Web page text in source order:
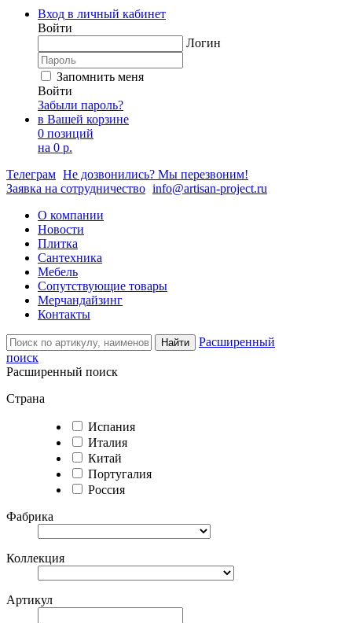
Вход в личный кабинет
Войти
Логин
Запомнить меня
Войти
Забыли пароль?
в Вашей корзине
0 позиций
на 0 р.
Телеграм Не дозвонились? Мы перезвоним!
Заявка на сотрудничество info@artisan-project.ru
О компании
Новости
Плитка
Сантехника
Мебель
Сопутствующие товары
Мерчандайзинг
Контакты
Найти
Расширенный
поиск
Расширенный поиск
Страна
Испания
Италия
Китай
Португалия
Россия
Фабрика
Коллекция
Артикул